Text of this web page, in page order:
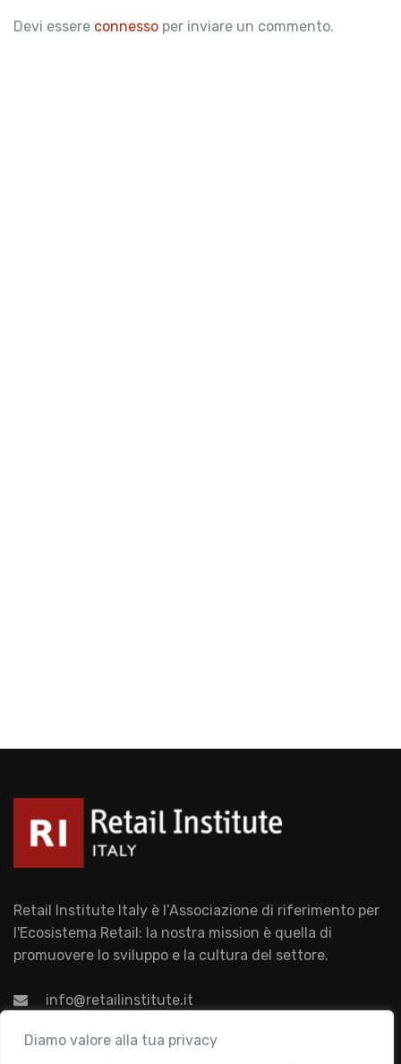
Diamo valore alla tua privacy
Devi essere connesso per inviare un commento.
Retail Institute Italy è l’Associazione di riferimento per
l'Ecosistema Retail: la nostra mission è quella di
promuovere lo sviluppo e la cultura del settore.
info@retailinstitute.it
Associazione